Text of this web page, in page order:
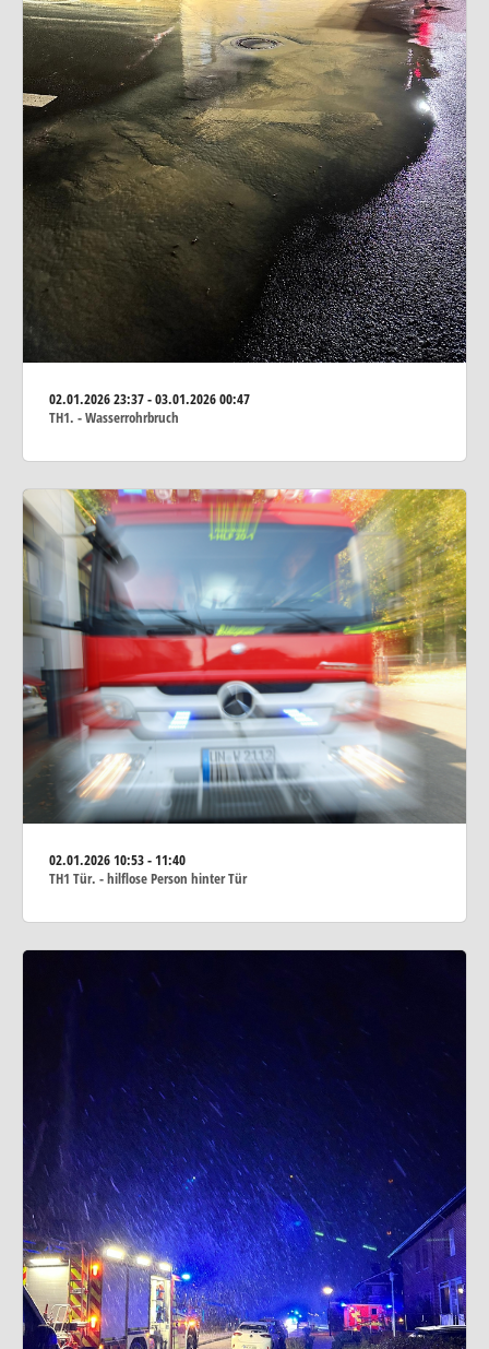
02.01.202623:37 - 03.01.2026 00:47
TH1. - Wasserrohrbruch
02.01.202610:53 - 11:40
TH1 Tür. - hilflose Person hinter Tür